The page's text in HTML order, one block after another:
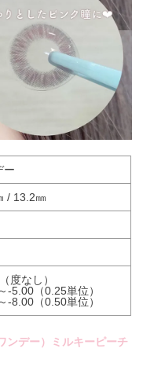
ー
/ 13.2㎜
度なし）
-5.00（0.25単位）
-8.00（0.50単位）
ンデー）ミルキーピーチ